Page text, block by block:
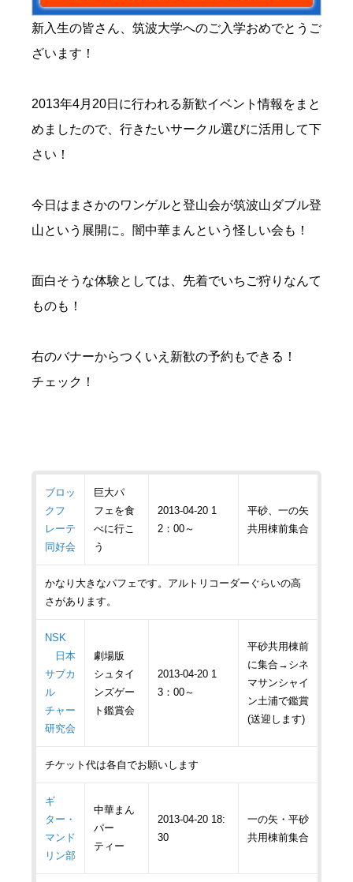
新入生の皆さん、筑波大学へのご入学おめでとうご
ざいます！
2013年4月20日に行われる新歓イベント情報をまと
めましたので、行きたいサークル選びに活用して下
さい！
今日はまさかのワンゲルと登山会が筑波山ダブル登
山という展開に。闇中華まんという怪しい会も！
面白そうな体験としては、先着でいちご狩りなんて
ものも！
右のバナーからつくいえ新歓の予約もできる！
チェック！
ブロッ
クフ
レーテ
同好会
巨大パ
フェを食
べに行こ
う
2013-04-20 1
2：00～
平砂、一の矢
共用棟前集合
かなり大きなパフェです。アルトリコーダーぐらいの高
さがあります。
NSK
日本
サブカ
ル
チャー
研究会
劇場版
シュタイ
ンズゲー
ト鑑賞会
2013-04-20 1
3：00～
平砂共用棟前
に集合→シネ
マサンシャイ
ン土浦で鑑賞
(送迎します)
チケット代は各自でお願いします
ギ
ター・
マンド
リン部
中華まん
パー
ティー
2013-04-20 18:
30
一の矢・平砂
共用棟前集合